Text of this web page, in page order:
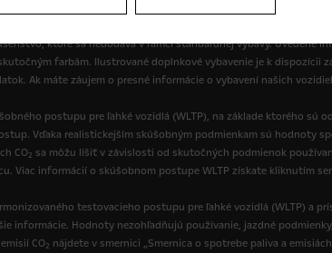
ktoré sa nedodáva v rámci štandardnej výbavy. Uvedené
farbám. Ilustrované doplnkové vybavenie je k dispozícii
Ak máte záujem o presné informácie o vybavení našich
postupu pre ľahké vozidlá (WLTP), na základe ktorého sú
Vďaka realistickejším skúšobným podmienkam sú hodnoty
CO2 sa môžu líšiť v závislosti od skutočných podmienok
Viac informácií o skúšobnom postupe WLTP získate kliknutím
testovacieho postupu pre ľahké vozidlá (WLTP) a
Hodnoty nezohľadňujú používanie, jazdné
CO2 nájdete v smernici „Smernica o spotrebe paliva a emisiách